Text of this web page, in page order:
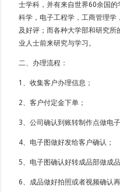
士学科，并有来自世界60余国
科学，电子工程学，工商管理学
及好评；而各种大学部和研究
业人士前来研究与学习。
二、办理流程：
1、收集客户办理信息；
2、客户付定金下单；
3、公司确认到账转制作点做电子
4、电子图做好发给客户确认；
5、电子图确认好转成品部做成品
6、成品做好拍照或者视频确认